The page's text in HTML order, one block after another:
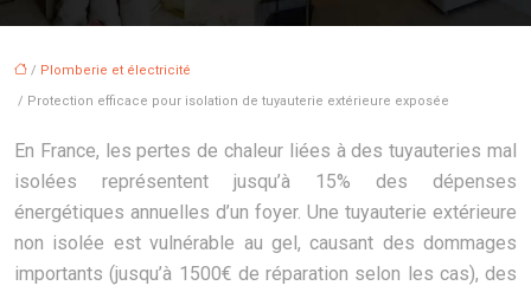
/ Plomberie et électricité
/ Protection efficace pour isolation de tuyauterie extérieure exposée
En France, les pertes de chaleur liées à des tuyauteries mal
isolées représentent jusqu’à 15% des dépenses
énergétiques annuelles d’un foyer. Une tuyauterie extérieure
non isolée est vulnérable au gel, causant des dommages
importants (jusqu’à 1500€ de réparation selon les cas), des